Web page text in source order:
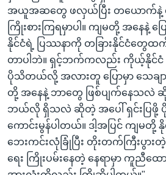
အယူအဆတွေ ဖလှယ်ပြီး တယောက်နဲ့
ကြိုးစားကြရမှာပါ။ ကျမတို့ အနေနဲ့
နိုင်ငံရဲ့ ပြဿနာကို တခြားနိုင်ငံတွ
တာပါဘဲ။ ရှင့်ဘက်ကလည်း ကိုယ့်နိုင်ငံ
ပိုသိတယ်လို့ အလားတူ ပြောမှာ သေချာ
တို့ အနေနဲ့ ဘာတွေ ဖြစ်ပျက်နေသလဲ
ဘယ်လို ရှိသလဲ ဆိုတဲ့ အပေါ် ရှင်းပြဖို့ ပို
ကောင်းမွန်ပါတယ်။ ဒါ့အပြင် ကျ
ဘေးကင်းလုံခြုံပြီး တိုးတက်ကြီးပွားတဲ့
ရေး ကြိုးပမ်းနေတဲ့ နေရာမှာ ကူညီထ